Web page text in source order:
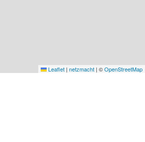
Leaflet | netzmacht | ©OpenStreetMap